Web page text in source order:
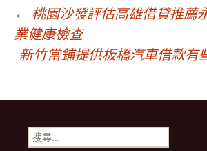
文
章
導
← 桃園沙發評估高雄借貸推薦
業健康檢查
新竹當鋪提供板橋汽車借款有
搜
尋